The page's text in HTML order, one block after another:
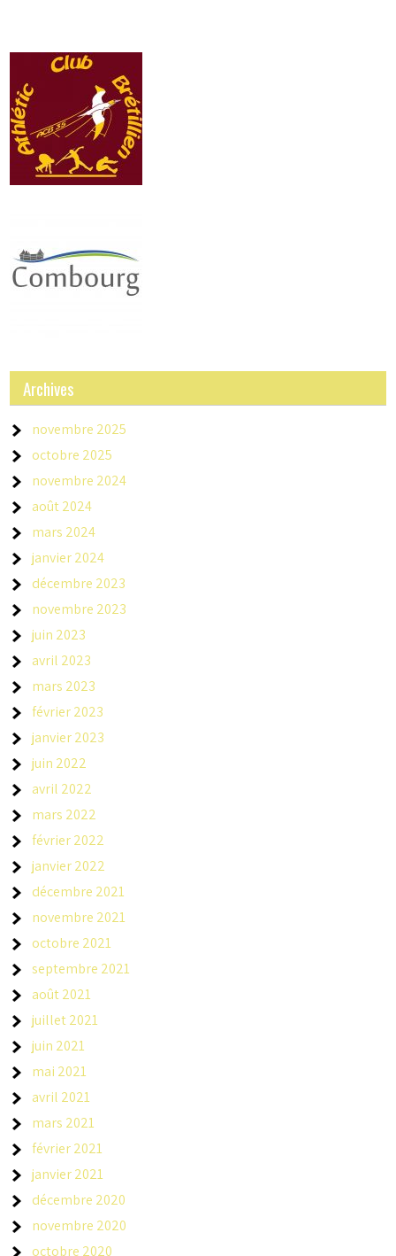
Archives
novembre 2025
octobre 2025
novembre 2024
août 2024
mars 2024
janvier 2024
décembre 2023
novembre 2023
juin 2023
avril 2023
mars 2023
février 2023
janvier 2023
juin 2022
avril 2022
mars 2022
février 2022
janvier 2022
décembre 2021
novembre 2021
octobre 2021
septembre 2021
août 2021
juillet 2021
juin 2021
mai 2021
avril 2021
mars 2021
février 2021
janvier 2021
décembre 2020
novembre 2020
octobre 2020